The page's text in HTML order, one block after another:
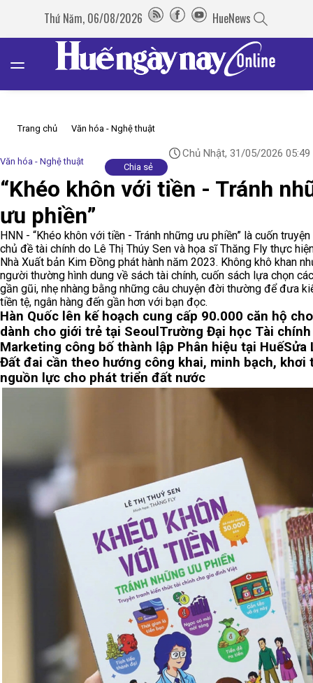
Thứ Năm, 06/08/2026 HueNews
Trang chủ Văn hóa - Nghệ thuật
Văn hóa - Nghệ thuật
Chủ Nhật, 31/05/2026 05:49
Chia sẻ
“Khéo khôn với tiền - Tránh
ưu phiền”
HNN - “Khéo khôn với tiền - Tránh những ưu phiền” là cuốn
chủ đề tài chính do Lê Thị Thúy Sen và họa sĩ Thăng Fly thực
Nhà Xuất bản Kim Đồng phát hành năm 2023. Không khô khan
người thường hình dung về sách tài chính, cuốn sách lựa chọn
gần gũi, nhẹ nhàng bằng những câu chuyện đời thường để đưa
tiền tệ, ngân hàng đến gần hơn với bạn đọc.
Hàn Quốc lên kế hoạch cung cấp 90.000 căn hộ
dành cho giới trẻ tại Seoul Trường Đại học Tài
Marketing công bố thành lập Phân hiệu tại HuếSửa
Đất đai cần theo hướng công khai, minh bạch, khơi
nguồn lực cho phát triển đất nước